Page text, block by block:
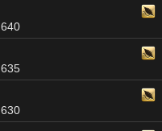
640
635
630